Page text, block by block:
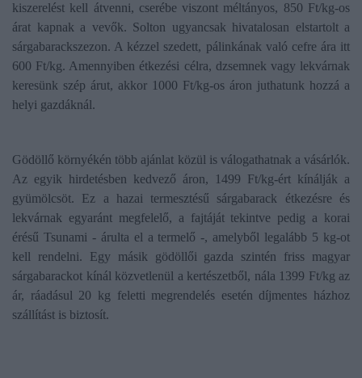
kiszerelést kell átvenni, cserébe viszont méltányos, 850 Ft/kg-os
árat kapnak a vevők. Solton ugyancsak hivatalosan elstartolt a
sárgabarackszezon. A kézzel szedett, pálinkának való cefre ára itt
600 Ft/kg. Amennyiben étkezési célra, dzsemnek vagy lekvárnak
keresünk szép árut, akkor 1000 Ft/kg-os áron juthatunk hozzá a
helyi gazdáknál.
Gödöllő környékén több ajánlat közül is válogathatnak a vásárlók.
Az egyik hirdetésben kedvező áron, 1499 Ft/kg-ért kínálják a
gyümölcsöt. Ez a hazai termesztésű sárgabarack étkezésre és
lekvárnak egyaránt megfelelő, a fajtáját tekintve pedig a korai
érésű Tsunami - árulta el a termelő -, amelyből legalább 5 kg-ot
kell rendelni. Egy másik gödöllői gazda szintén friss magyar
sárgabarackot kínál közvetlenül a kertészetből, nála 1399 Ft/kg az
ár, ráadásul 20 kg feletti megrendelés esetén díjmentes házhoz
szállítást is biztosít.